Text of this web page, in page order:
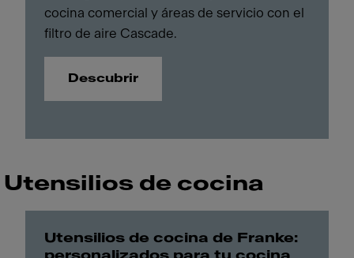
cocina comercial y áreas de servicio con el
filtro de aire Cascade.
Descubrir
Utensilios de cocina
Utensilios de cocina de Franke:
personalizados para tu cocina